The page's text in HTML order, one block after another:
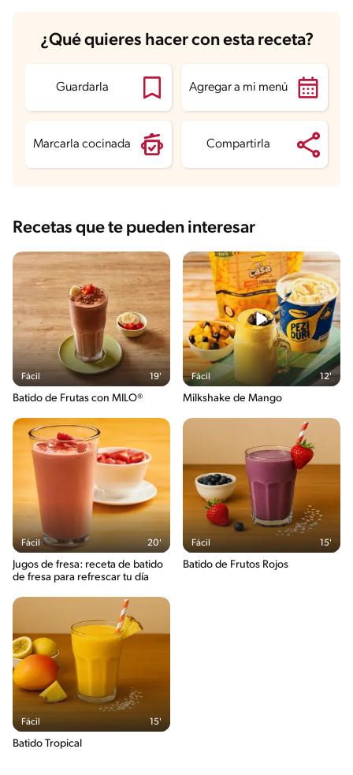
Carbohidratos
46.5 g
Energía 250.5 kcal
Proteína
Grasas saturadas 3.2 g
Sodio 151.5 mg
¿Qué quieres hacer con esta receta?
Guardarla Agregar a mi menú
Marcarla cocinada Compartirla
Recetas que te pueden interesar
Fácil 19'
Batido de Frutas con MILO®
Fácil 12'
Milkshake de Mango
Fácil 20'
Jugos de fresa: receta de batido
de fresa para refrescar tu día
Fácil 15'
Batido de Frutos Rojos
Fácil 15'
Batido Tropical